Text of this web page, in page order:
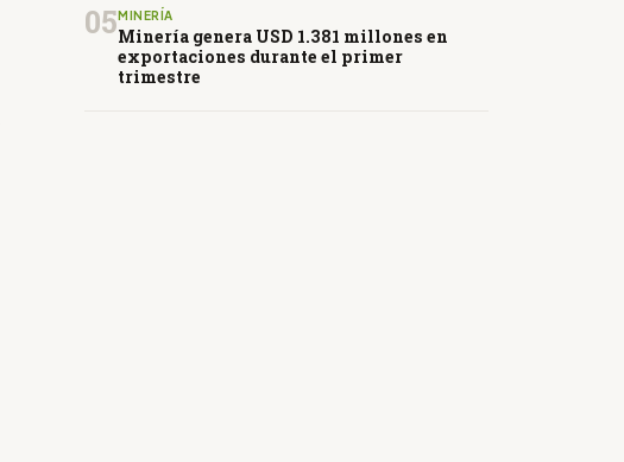
05 MINERÍA
Minería genera USD 1.381 millones en
exportaciones durante el primer
trimestre